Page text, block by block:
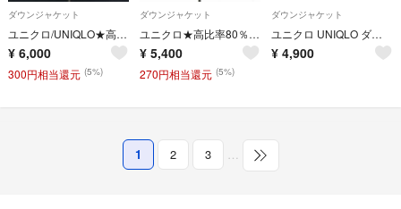
ダウンジャケット
ユニクロ/UNIQLO★高比率90%/ダウンジャケット【メンズS/アイボリー/ivory】フーディー/ブルゾン/アウター/Coat/Jacket/Jumper◆cBH408
¥ 6,000
300円相当還元 (5%)
ダウンジャケット
ユニクロ★高比率80％ダウンジャケット【メンズS/ダークオリーブグリーン】◆BC939
¥ 5,400
270円相当還元 (5%)
ダウンジャケット
ユニクロ UNIQLO ダウンジャケット L 黒 ブラック 止水ジッパー
¥ 4,900
1 2 3 …